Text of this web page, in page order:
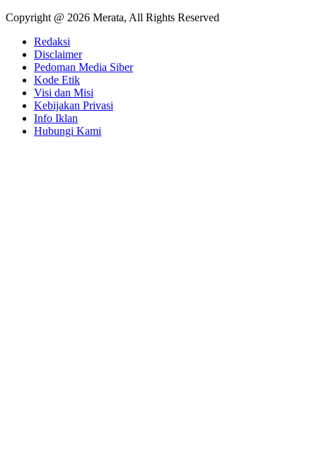
Copyright @ 2026 Merata, All Rights Reserved
Redaksi
Disclaimer
Pedoman Media Siber
Kode Etik
Visi dan Misi
Kebijakan Privasi
Info Iklan
Hubungi Kami